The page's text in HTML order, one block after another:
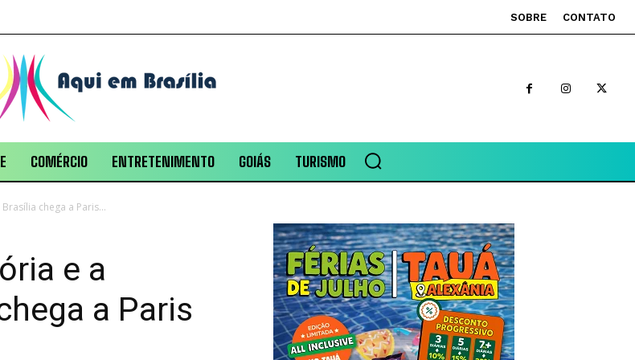
SOBRE CONTATO
COMÉRCIO ENTRETENIMENTO GOIÁS TURISMO
chega a Paris...
e a
a Paris